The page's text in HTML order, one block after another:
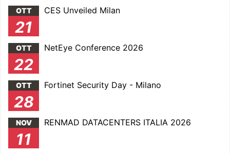
OTT
21
CES Unveiled Milan
OTT
22
NetEye Conference 2026
OTT
28
Fortinet Security Day - Milano
NOV
11
RENMAD DATACENTERS ITALIA 2026